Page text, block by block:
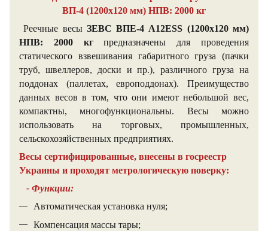
ВП-4 (1200х120 мм) НПВ: 2000 кг
Реечные весы ЗЕВС ВПЕ-4 А12ЕSS (1200х120 мм)
НПВ: 2000 кгпредназначены для проведения
статического взвешивания габаритного груза (пачки
труб, швеллеров, доски и пр.), различного груза на
поддонах (паллетах, европоддонах). Преимущество
данных весов в том, что они имеют небольшой вес,
компактны, многофункциональны. Весы можно
использовать на торговых, промышленных,
сельскохозяйственных предприятиях.
Весы сертифицированные, внесены в госреестр
Украины и проходят метрологическую поверку:
- Функции:
Автоматическая установка нуля;
Компенсация массы тары;